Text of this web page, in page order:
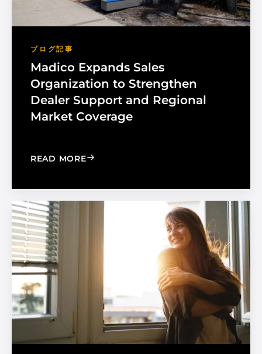
ブログ記事
Madico Expands Sales
Organization to Strengthen
Dealer Support and Regional
Market Coverage
READ MORE: MADICO EXPANDS SALES